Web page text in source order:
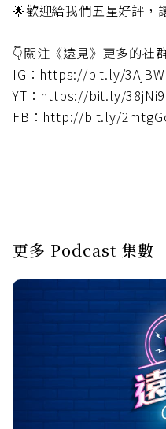
🌟歡迎給我們五星好評，
👇關注《遠見》更多的社
IG：https://bit.ly/
YT：https://bit.ly/
FB：http://bit.ly/
更多 Podcast 集數